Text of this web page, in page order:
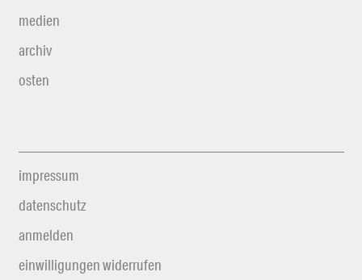
medien
archiv
osten
impressum
datenschutz
anmelden
einwilligungen widerrufen